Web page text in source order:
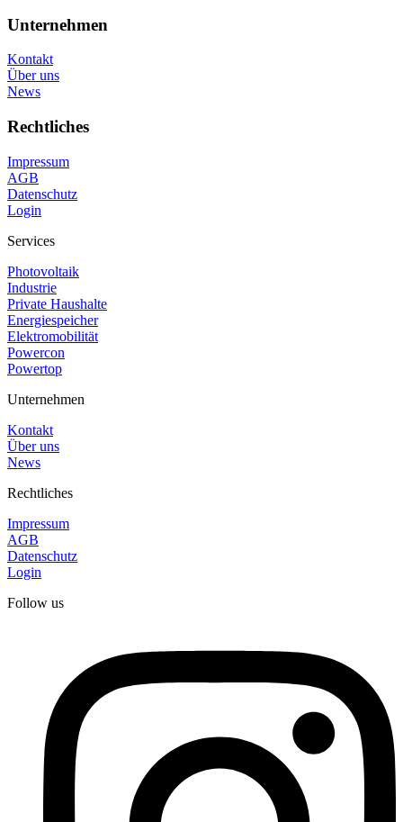
Unternehmen
Kontakt
Über uns
News
Rechtliches
Impressum
AGB
Datenschutz
Login
Services
Photovoltaik
Industrie
Private Haushalte
Energiespeicher
Elektromobilität
Powercon
Powertop
Unternehmen
Kontakt
Über uns
News
Rechtliches
Impressum
AGB
Datenschutz
Login
Follow us